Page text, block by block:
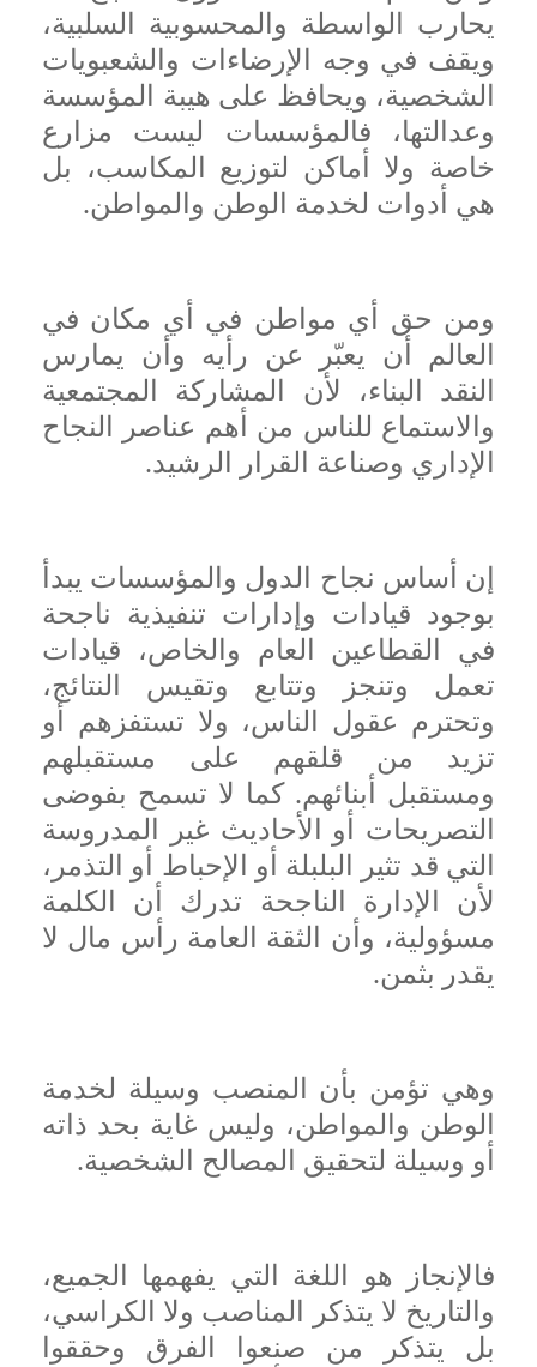
يحارب الواسطة والمحسوبية السلبية،
ويقف في وجه الإرضاءات والشعبويات
الشخصية، ويحافظ على هيبة المؤسسة
وعدالتها، فالمؤسسات ليست مزارع
خاصة ولا أماكن لتوزيع المكاسب، بل
هي أدوات لخدمة الوطن والمواطن.
ومن حق أي مواطن في أي مكان في
العالم أن يعبّر عن رأيه وأن يمارس
النقد البناء، لأن المشاركة المجتمعية
والاستماع للناس من أهم عناصر النجاح
الإداري وصناعة القرار الرشيد.
إن أساس نجاح الدول والمؤسسات يبدأ
بوجود قيادات وإدارات تنفيذية ناجحة
في القطاعين العام والخاص، قيادات
تعمل وتنجز وتتابع وتقيس النتائج،
وتحترم عقول الناس، ولا تستفزهم أو
تزيد من قلقهم على مستقبلهم
ومستقبل أبنائهم. كما لا تسمح بفوضى
التصريحات أو الأحاديث غير المدروسة
التي قد تثير البلبلة أو الإحباط أو التذمر،
لأن الإدارة الناجحة تدرك أن الكلمة
مسؤولية، وأن الثقة العامة رأس مال لا
يقدر بثمن.
وهي تؤمن بأن المنصب وسيلة لخدمة
الوطن والمواطن، وليس غاية بحد ذاته
أو وسيلة لتحقيق المصالح الشخصية.
فالإنجاز هو اللغة التي يفهمها الجميع،
والتاريخ لا يتذكر المناصب ولا الكراسي،
بل يتذكر من صنعوا الفرق وحققوا